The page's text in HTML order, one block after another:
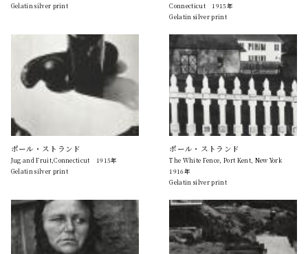
Gelatin silver print
Connecticut 1915年
Gelatin silver print
ポール・ストランド
Jug and Fruit,Connecticut 1915年
Gelatin silver print
ポール・ストランド
The White Fence, Port Kent, New York
1916年
Gelatin silver print